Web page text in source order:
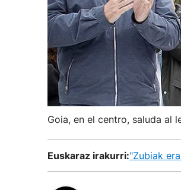
Goia, en el centro, saluda al
Euskaraz irakurri:"Zubiak